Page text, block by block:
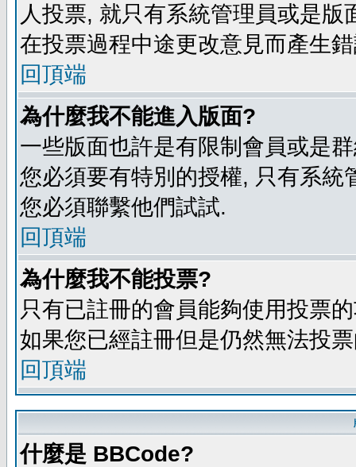
人投票, 就只有系統管理員或是
在投票過程中途更改意見而產生
回頂端
為什麼我不能進入版面?
一些版面也許是有限制會員或是
您必須要有特別的授權, 只有系
您必須聯繫他們試試.
回頂端
為什麼我不能投票?
只有已註冊的會員能夠使用投票
如果您已經註冊但是仍然無法投
回頂端
什麼是 BBCode?